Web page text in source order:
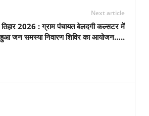
Next article
2026 : ग्राम पंचायत बेलदगी कल्सटर में
हुआ जन समस्या निवारण शिविर का आयोजन…..